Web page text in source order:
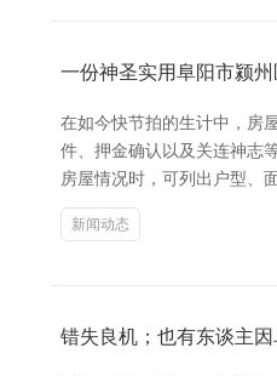
一份神圣实用阜阳市颍
在如今快节拍的生计中，房
件、押金确认以及关连神志
房屋情况时，可列出户型、
新闻动态
错失良机；也有东谈主